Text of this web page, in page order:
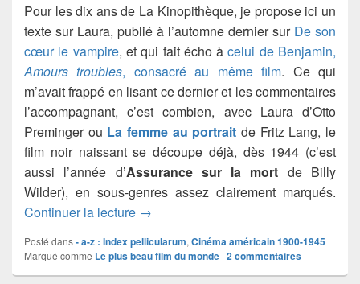
Pour les dix ans de La Kinopithèque, je propose ici un
texte sur Laura, publié à l’automne dernier sur De son
cœur le vampire, et qui fait écho àcelui de Benjamin,
Amours troubles, consacré au même film. Ce qui
m’avait frappé en lisant ce dernier et les commentaires
l’accompagnant, c’est combien, avec Laura d’Otto
Preminger ou La femme au portrait de Fritz Lang, le
film noir naissant se découpe déjà, dès 1944 (c’est
aussi l’année d’Assurance sur la mort de Billy
Wilder), en sous-genres assez clairement marqués.
Continuer la lecture Laura
→
Posté dans- a-z : Index pellicularum, Cinéma américain 1900-1945 |
Marqué comme Le plus beau film du monde | 2commentaires